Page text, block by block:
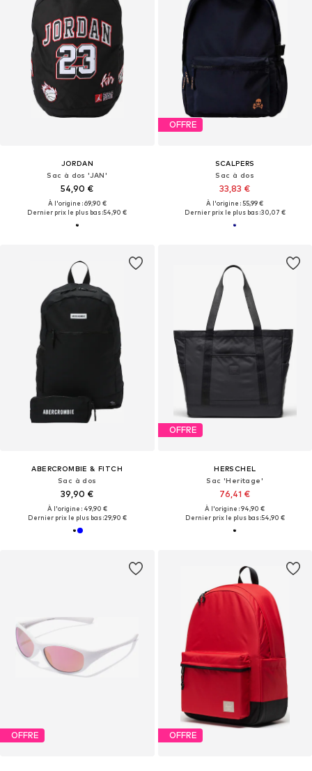
JORDAN
Sac à dos 'JAN'
54,90 €
À l'origine : 69,90 €
Dernier prix le plus bas :54,90 €
OFFRE
SCALPERS
Sac à dos
33,83 €
À l'origine : 55,99 €
Dernier prix le plus bas :30,07 €
ABERCROMBIE & FITCH
Sac à dos
39,90 €
À l'origine : 49,90 €
Dernier prix le plus bas :29,90 €
OFFRE
HERSCHEL
Sac 'Heritage'
76,41 €
À l'origine : 94,90 €
Dernier prix le plus bas :54,90 €
OFFRE OFFRE